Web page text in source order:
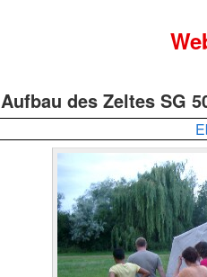
Aufbau des Zeltes SG